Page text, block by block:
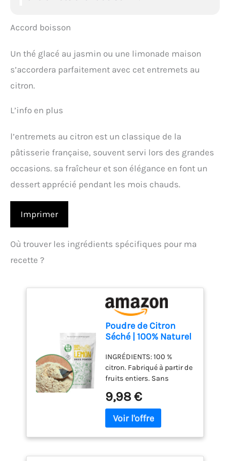
Accord boisson
Un thé glacé au jasmin ou une limonade maison
s’accordera parfaitement avec cet entremets au
citron.
L’info en plus
l’entremets au citron est un classique de la
pâtisserie française, souvent servi lors des grandes
occasions. sa fraîcheur et son élégance en font un
dessert apprécié pendant les mois chauds.
Imprimer
Où trouver les ingrédients spécifiques pour ma
recette ?
Poudre de Citron
Séché | 100% Naturel
Ingrédients de
Cuisine | Epicerie
Alimentaire Arome
Alimentaire Arome
Citron | Pure Lemon
Fruit Powder (poudre
fine)
INGRÉDIENTS: 100 %
citron. Fabriqué à partir de
fruits entiers. Sans
colorants ou arômes.
FABRIQUÉ EN ESPAGNE à
partir de citrons
séchés, broyés en poudre
9,98 €